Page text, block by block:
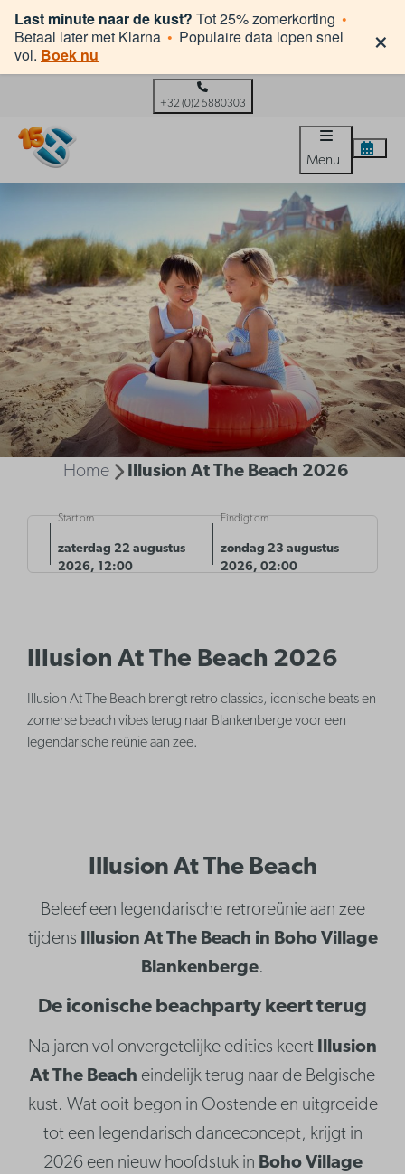
Last minute naar de kust? Tot 25% zomerkorting •
Betaal later met Klarna • Populaire data lopen snel
vol. Boek nu ×
+32 (0)2 5880303
Menu
Home Illusion At The Beach 2026
Start om
zaterdag 22 augustus
2026, 12:00
Eindigt om
zondag 23 augustus
2026, 02:00
Illusion At The Beach 2026
Illusion At The Beach brengt retro classics, iconische beats en
zomerse beach vibes terug naar Blankenberge voor een
legendarische reünie aan zee.
Illusion At The Beach
Beleef een legendarische retroreünie aan zee
tijdens Illusion At The Beach in Boho Village
Blankenberge.
De iconische beachparty keert terug
Na jaren vol onvergetelijke edities keert Illusion
At The Beach eindelijk terug naar de Belgische
kust. Wat ooit begon in Oostende en uitgroeide
tot een legendarisch danceconcept, krijgt in
2026 een nieuw hoofdstuk in Boho Village